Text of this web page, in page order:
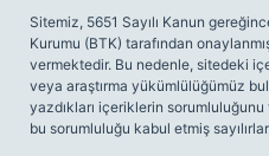
Sitemiz, 5651 Sayılı Kanun
Kurumu (BTK) tarafından
vermektedir. Bu nedenle, sitedeki
veya araştırma yükümlülüğümüz
yazdıkları içeriklerin
bu sorumluluğu kabul etmiş